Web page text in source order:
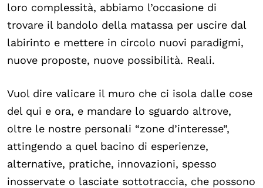
loro complessità, abbiamo l’occasione di
trovare il bandolo della matassa per uscire dal
labirinto e mettere in circolo nuovi paradigmi,
nuove proposte, nuove possibilità. Reali.
Vuol dire valicare il muro che ci isola dalle cose
del qui e ora, e mandare lo sguardo altrove,
oltre le nostre personali “zone d’interesse”,
attingendo a quel bacino di esperienze,
alternative, pratiche, innovazioni, spesso
inosservate o lasciate sottotraccia, che possono